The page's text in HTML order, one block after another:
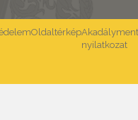
Oldaltérkép
nyilatkozat